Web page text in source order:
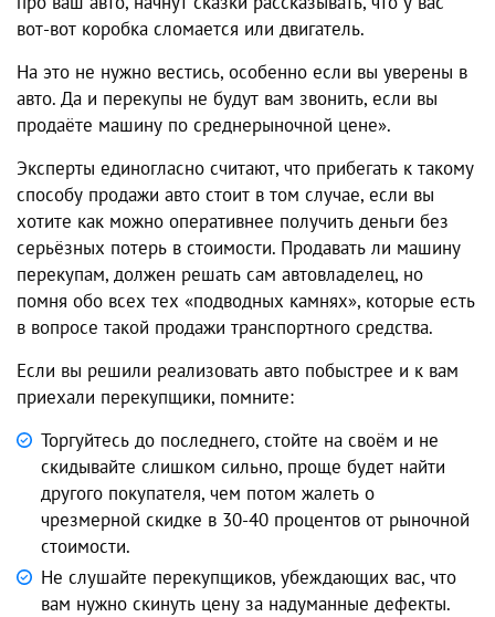
вот-вот коробка сломается или двигатель.
На это не нужно вестись, особенно если вы уверены в
авто. Да и перекупы не будут вам звонить, если вы
продаёте машину по среднерыночной цене».
Эксперты единогласно считают, что прибегать к такому
способу продажи авто стоит в том случае, если вы
хотите как можно оперативнее получить деньги без
серьёзных потерь в стоимости. Продавать ли машину
перекупам, должен решать сам автовладелец, но
помня обо всех тех «подводных камнях», которые есть
в вопросе такой продажи транспортного средства.
Если вы решили реализовать авто побыстрее и к вам
приехали перекупщики, помните:
Торгуйтесь до последнего, стойте на своём и не
скидывайте слишком сильно, проще будет найти
другого покупателя, чем потом жалеть о
чрезмерной скидке в 30-40 процентов от рыночной
стоимости.
Не слушайте перекупщиков, убеждающих вас, что
вам нужно скинуть цену за надуманные дефекты.